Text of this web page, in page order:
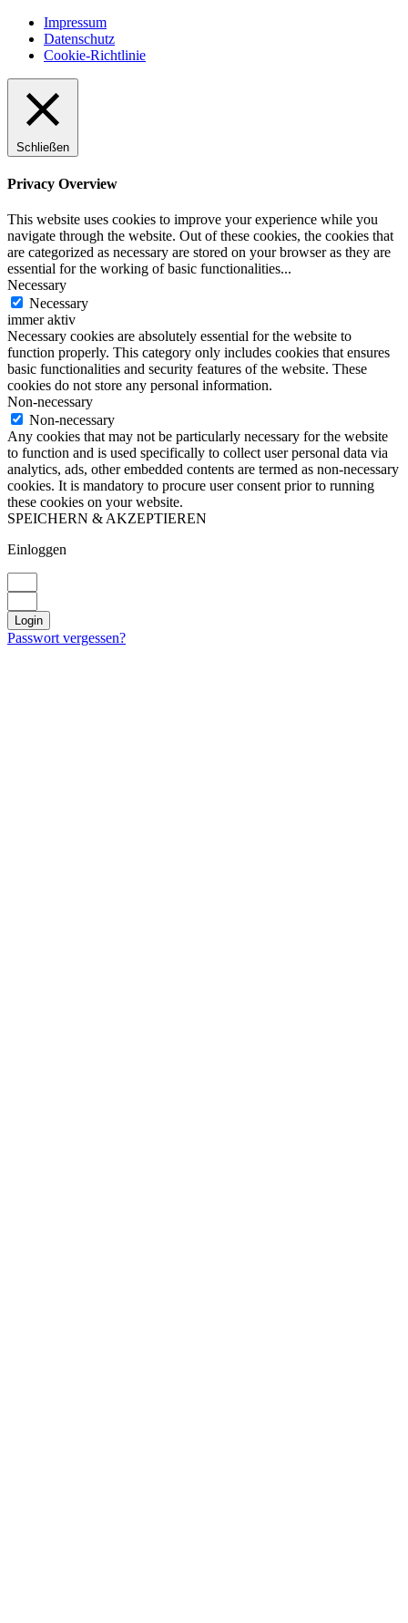
Impressum
Datenschutz
Cookie-Richtlinie
Schließen
Privacy Overview
This website uses cookies to improve your experience while you
navigate through the website. Out of these cookies, the cookies that
are categorized as necessary are stored on your browser as they are
essential for the working of basic functionalities...
Necessary
Necessary
immer aktiv
Necessary cookies are absolutely essential for the website to
function properly. This category only includes cookies that ensures
basic functionalities and security features of the website. These
cookies do not store any personal information.
Non-necessary
Non-necessary
Any cookies that may not be particularly necessary for the website
to function and is used specifically to collect user personal data via
analytics, ads, other embedded contents are termed as non-necessary
cookies. It is mandatory to procure user consent prior to running
these cookies on your website.
SPEICHERN & AKZEPTIEREN
Einloggen
Login
Passwort vergessen?